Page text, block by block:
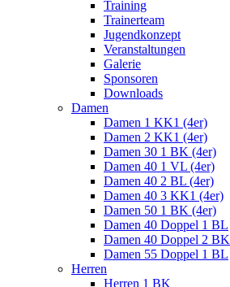
Training
Trainerteam
Jugendkonzept
Veranstaltungen
Galerie
Sponsoren
Downloads
Damen
Damen 1 KK1 (4er)
Damen 2 KK1 (4er)
Damen 30 1 BK (4er)
Damen 40 1 VL (4er)
Damen 40 2 BL (4er)
Damen 40 3 KK1 (4er)
Damen 50 1 BK (4er)
Damen 40 Doppel 1 BL
Damen 40 Doppel 2 BK
Damen 55 Doppel 1 BL
Herren
Herren 1 BK